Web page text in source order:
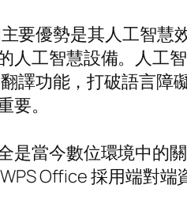
要優勢是其人工智
人工智慧設備。人工
譯功能，打破語言
。
是當今數位環境中的
Office 採用端對